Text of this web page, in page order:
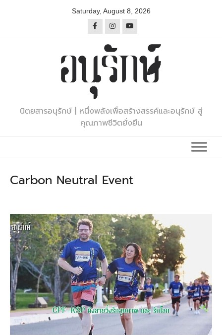
Saturday, August 8, 2026
นิตยสารอนุรักษ์ | หนึ่งพลังเพื่อสร้างสรรค์และอนุรักษ์ สู่
คุณภาพชีวิตยั่งยืน
Carbon Neutral Event